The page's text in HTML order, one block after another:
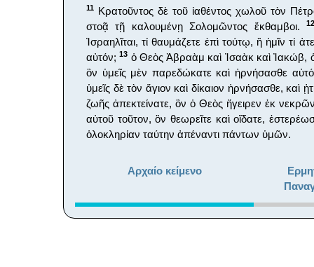
11 Κρατοῦντος δὲ τοῦ ἰαθέντος χωλοῦ τὸν
στοᾷ τῇ καλουμένῃ Σολομῶντος ἔκθαμβοι.
Ἰσραηλῖται, τί θαυμάζετε ἐπὶ τούτῳ, ἢ ἡμῖν τί
αὐτόν;13 ὁ Θεὸς Ἀβραὰμ καὶ Ἰσαὰκ καὶ Ἰακώβ,
ὃν ὑμεῖς μὲν παρεδώκατε καὶ ἠρνήσασθε
ὑμεῖς δὲ τὸν ἅγιον καὶ δίκαιον ἠρνήσασθε,
ζωῆς ἀπεκτείνατε, ὃν ὁ Θεὸς ἤγειρεν ἐκ
αὐτοῦ τοῦτον, ὃν θεωρεῖτε καὶ οἴδατε,
ὁλοκληρίαν ταύτην ἀπέναντι πάντων ὑμῶν.
Αρχαίο κείμενο